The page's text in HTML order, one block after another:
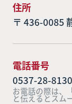
住所
〒 436-0085
電話番号
0537-28-8130
お電話の際は、
と伝えるとスム